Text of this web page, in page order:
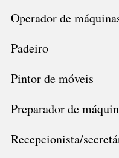
Operador de
Padeiro
Pintor de móveis
Preparador de
Recepcionista/